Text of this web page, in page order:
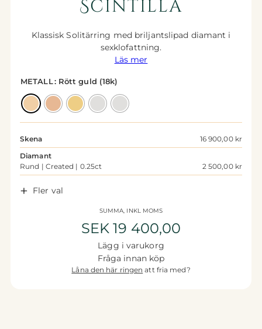
Scintilla
Klassisk Solitärring med briljantslipad diamant i
sexklofattning.
Läs mer
METALL: Rött guld (18k)
Kontroller
Skena 16 900,00kr
Diamant
Rund | Created | 0.25ct
2 500,00 kr
Fler val
Certifikat ingår fr. 0.25 ct
SUMMA, INKL MOMS
SEK19 400,00
Lägg i varukorg
Fråga innan köp
Låna den här ringen att fria med?